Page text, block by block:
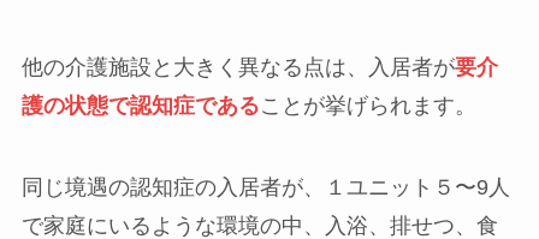
他の介護施設と大きく異なる点は、入居者が要介
護の状態で認知症であることが挙げられます。
同じ境遇の認知症の入居者が、１ユニット５〜9人
で家庭にいるような環境の中、入浴、排せつ、食